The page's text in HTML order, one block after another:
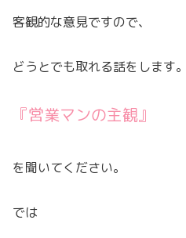
客観的な意見ですので、
どうとでも取れる話をします。
『営業マンの主観』
を聞いてください。
では